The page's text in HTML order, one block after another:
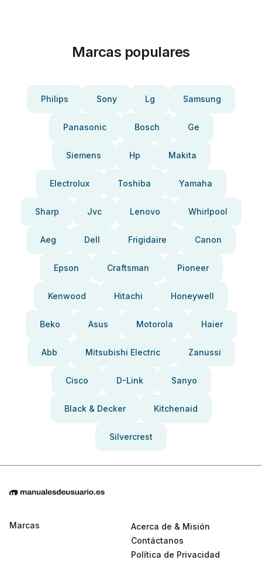
Marcas populares
Philips Sony Lg Samsung
Panasonic Bosch Ge
Siemens Hp Makita
Electrolux Toshiba Yamaha
Sharp Jvc Lenovo Whirlpool
Aeg Dell Frigidaire Canon
Epson Craftsman Pioneer
Kenwood Hitachi Honeywell
Beko Asus Motorola Haier
Abb Mitsubishi Electric Zanussi
Cisco D-Link Sanyo
Black & Decker Kitchenaid
Silvercrest
Marcas
Acerca de & Misión
Contáctanos
Política de Privacidad